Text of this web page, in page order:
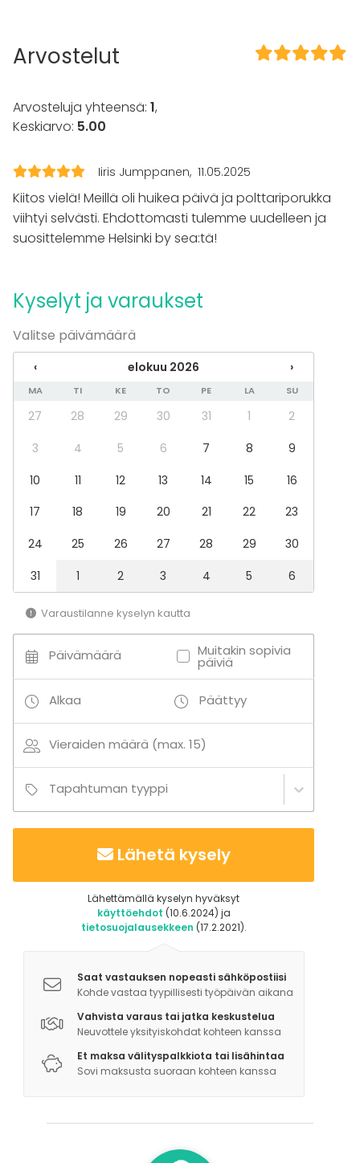
Tilaan kuuluu
Majoittumismahdollisuus
Musiikki kovalla OK
Kalusto
Palju / poreallas
Pyyhkeet
Astiasto
Juhlat
Saunailta
Illallinen / lounas
Kokous
Seminaari / konferenssi
Esitys / näytös
Virkistystilaisuus
Mökkireissu / retriitti
Elämys / aktiviteetti
Saunatila
Ulkotila
Aktiviteetit
Veneily
Lisätietoa palveluista ja puitteista
Pyyhkeet vuokralle 10e/kpl
Arvostelut
Arvosteluja yhteensä: 1,
Keskiarvo: 5.00
Iiris Jumppanen 11.05.2025
Kiitos vielä! Meillä oli huikea päivä ja polttariporukka
viihtyi selvästi. Ehdottomasti tulemme uudelleen ja
suosittelemme Helsinki by sea:tä!
Kyselyt ja varaukset
Valitse päivämäärä
‹ elokuu 2026 ›
MA TI KE TO PE LA SU
27 28 29 30 31 1
2
3
4 5 6 7 8
9
10
11 12 13 14 15
16
17
18 19 20 21 22
23
24
25 26 27 28 29
30
31
1 2 3 4 5 6
Varaustilanne kyselyn kautta
Päivämäärä Muitakin sopivia
päiviä
Alkaa Päättyy
Vieraiden määrä (max. 15)
Tapahtuman tyyppi
Lähetä kysely
Lähettämällä kyselyn hyväksyt
käyttöehdot (10.6.2024) ja
tietosuojalausekkeen (17.2.2021).
Saat vastauksen nopeasti sähköpostiisi
Kohde vastaa tyypillisesti työpäivän aikana
Vahvista varaus tai jatka keskustelua
Neuvottele yksityiskohdat kohteen kanssa
Et maksa välityspalkkiota tai lisähintaa
Sovi maksusta suoraan kohteen kanssa